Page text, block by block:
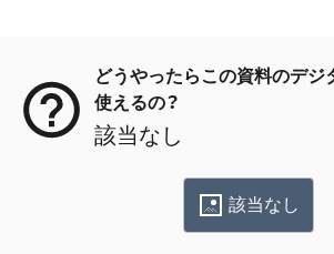
どうやったらこの資料のデジ
使えるの？
該当なし
該当なし